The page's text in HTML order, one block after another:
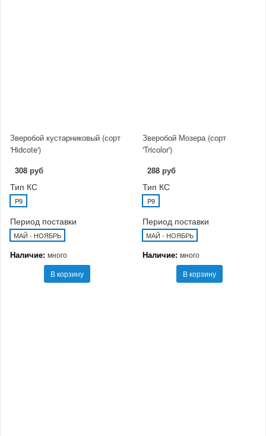
Зверобой кустарниковый (сорт
'Hidcote')
308 руб
Тип КС
P9
Период поставки
МАЙ - НОЯБРЬ
Наличие: много
В корзину
Зверобой Мозера (сорт
'Tricolor')
288 руб
Тип КС
P9
Период поставки
МАЙ - НОЯБРЬ
Наличие: много
В корзину